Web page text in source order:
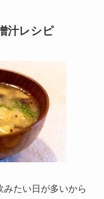
汁レシピ
たい日が多いから